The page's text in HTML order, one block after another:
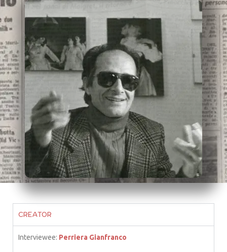
CREATOR
Interviewee: Perriera Gianfranco